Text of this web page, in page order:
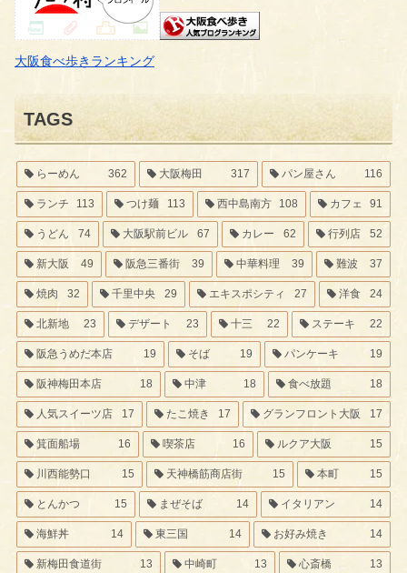
大阪食べ歩きランキング
TAGS
らーめん 362 大阪梅田 317 パン屋さん 116
ランチ 113 つけ麺 113 西中島南方 108 カフェ 91
うどん 74 大阪駅前ビル 67 カレー 62 行列店 52
新大阪 49 阪急三番街 39 中華料理 39 難波 37
焼肉 32 千里中央 29 エキスポシティ 27 洋食 24
北新地 23 デザート 23 十三 22 ステーキ 22
阪急うめだ本店 19 そば 19 パンケーキ 19
阪神梅田本店 18 中津 18 食べ放題 18
人気スイーツ店 17 たこ焼き 17 グランフロント大阪 17
箕面船場 16 喫茶店 16 ルクア大阪 15
川西能勢口 15 天神橋筋商店街 15 本町 15
とんかつ 15 まぜそば 14 イタリアン 14
海鮮丼 14 東三国 14 お好み焼き 14
新梅田食道街 13 中崎町 13 心斎橋 13